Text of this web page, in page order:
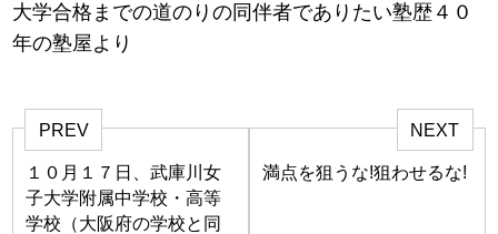
大学合格までの道のりの同伴者でありたい塾歴４０
年の塾屋より
PREV
１０月１７日、武庫川女
子大学附属中学校・高等
学校（大阪府の学校と同
NEXT
満点を狙うな!狙わせるな!